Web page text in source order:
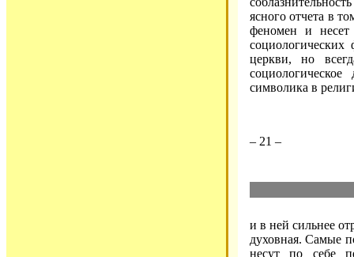
ясного отчета в
феномен и несет
церкви, но
символика в
– 21 –
и в ней сильнее
духовная. Самые
несут по себе